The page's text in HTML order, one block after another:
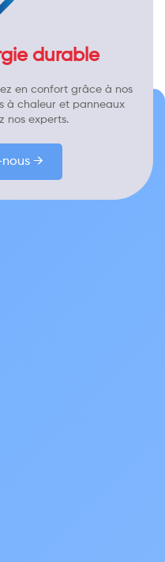
durable
en confort grâce à nos
à chaleur et panneaux
nos experts.
→